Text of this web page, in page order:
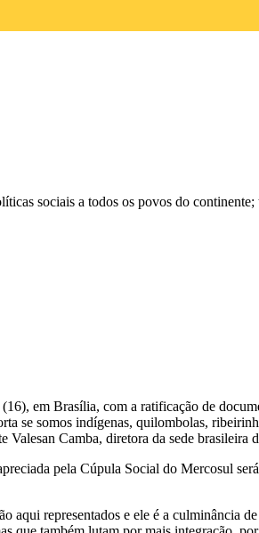
sociais a todos os povos do
em Brasília, com a ratificação de
se somos indígenas, quilombolas,
Camba, diretora da sede
pela Cúpula Social do Mercosul
aqui representados e ele é a